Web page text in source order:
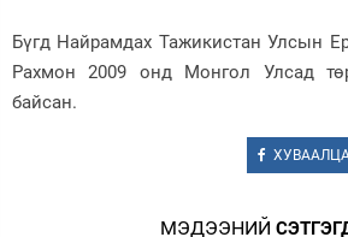
Бүгд Найрамдах Тажикистан Улсын
Рахмон 2009 онд Монгол Улсад
байсан.
МЭДЭЭНИЙ